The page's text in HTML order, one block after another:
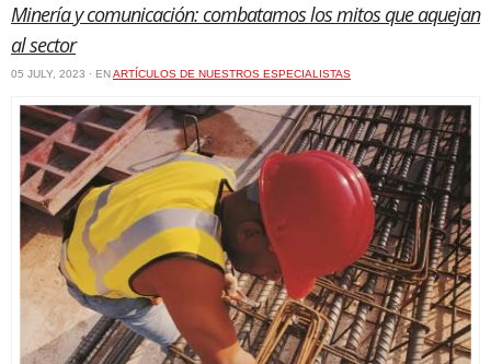
Minería y comunicación: combatamos los mitos que aquejan
al sector
05 JULY, 2023 · ENARTÍCULOS DE NUESTROS ESPECIALISTAS